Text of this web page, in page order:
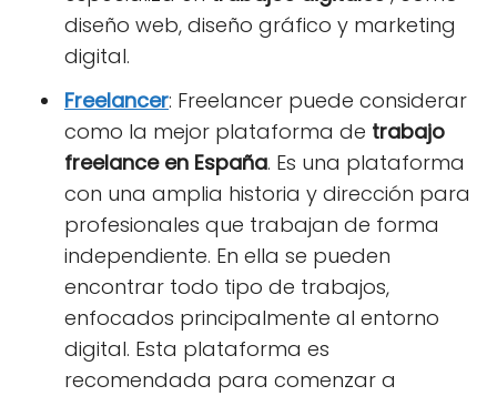
diseño web, diseño gráfico y marketing
digital.
Freelancer: Freelancer puede considerar
como la mejor plataforma de trabajo
freelance en España. Es una plataforma
con una amplia historia y dirección para
profesionales que trabajan de forma
independiente. En ella se pueden
encontrar todo tipo de trabajos,
enfocados principalmente al entorno
digital. Esta plataforma es
recomendada para comenzar a